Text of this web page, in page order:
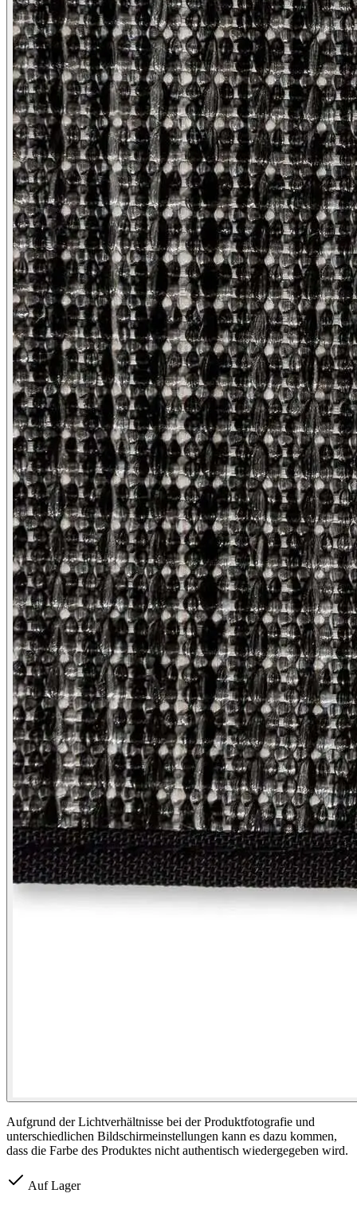
Aufgrund der Lichtverhältnisse bei der Produktfotografie und
unterschiedlichen Bildschirmeinstellungen kann es dazu kommen,
dass die Farbe des Produktes nicht authentisch wiedergegeben wird.
Auf Lager